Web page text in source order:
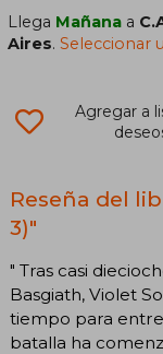
Llega Mañana a
Aires.Seleccionar
Agregar a
Reseña del
3)"
" Tras casi
Basgiath, Violet
tiempo para
batalla ha